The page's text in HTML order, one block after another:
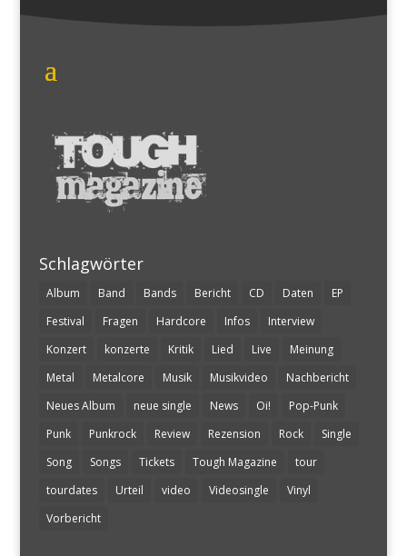
Schlagwörter
Album Band Bands Bericht CD Daten
EP
Festival
Fragen Hardcore Infos
Interview
Konzert
konzerte Kritik Lied Live
Meinung
Metal
Metalcore Musik Musikvideo
Nachbericht
Neues Album
neue single News Oi!
Pop-Punk
Punk
Punkrock Review Rezension Rock
Single
Song
Songs Tickets Tough Magazine
tour
tourdates
Urteil video Videosingle
Vinyl
Vorbericht